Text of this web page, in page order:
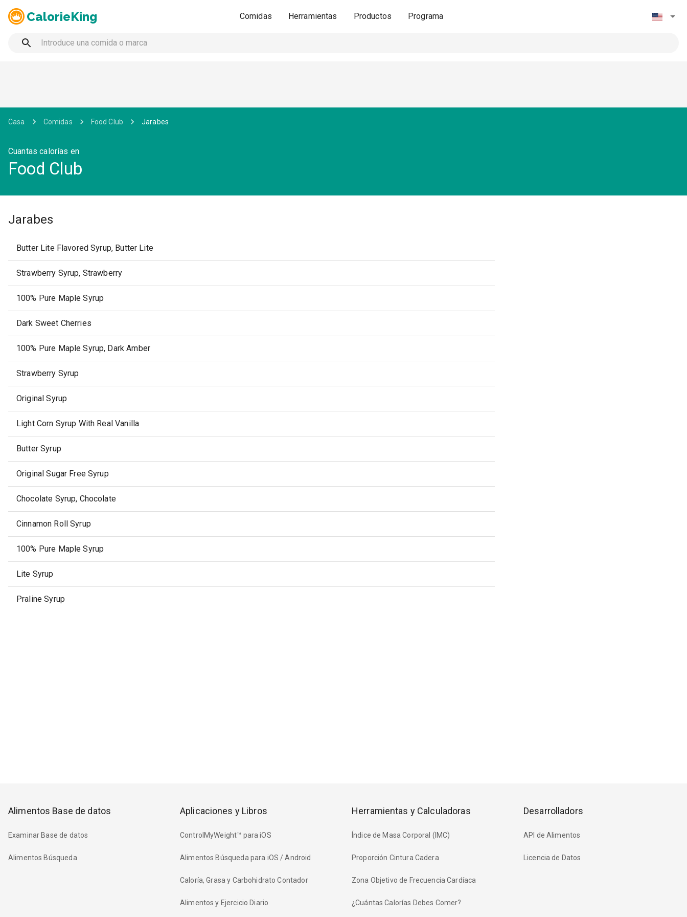
CalorieKing Comidas Herramientas Productos Programa
Casa Comidas Food Club Jarabes
Cuantas calorías en
Food Club
Jarabes
Butter Lite Flavored Syrup, Butter Lite
Strawberry Syrup, Strawberry
100% Pure Maple Syrup
Dark Sweet Cherries
100% Pure Maple Syrup, Dark Amber
Strawberry Syrup
Original Syrup
Light Corn Syrup With Real Vanilla
Butter Syrup
Original Sugar Free Syrup
Chocolate Syrup, Chocolate
Cinnamon Roll Syrup
100% Pure Maple Syrup
Lite Syrup
Praline Syrup
Alimentos Base de datos
Examinar Base de datos
Alimentos Búsqueda
Aplicaciones y Libros
ControlMyWeight™ para iOS
Alimentos Búsqueda para iOS / Android
Caloría, Grasa y Carbohidrato Contador
Alimentos y Ejercicio Diario
Herramientas y Calculadoras
Índice de Masa Corporal (IMC)
Proporción Cintura Cadera
Zona Objetivo de Frecuencia Cardíaca
¿Cuántas Calorías Debes Comer?
Desarrolladors
API de Alimentos
Licencia de Datos